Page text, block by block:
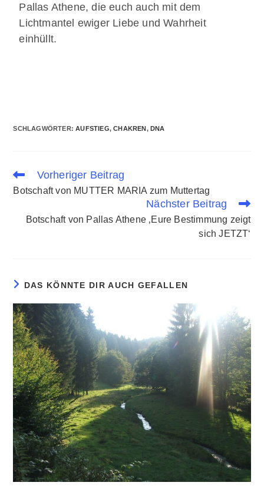
Pallas Athene, die euch auch mit dem
Lichtmantel ewiger Liebe und Wahrheit
einhüllt.
SCHLAGWÖRTER:AUFSTIEG, CHAKREN , DNA
Vorheriger Beitrag
Botschaft von MUTTER MARIA zum Muttertag
Nächster Beitrag
Botschaft von Pallas Athene ‚Eure Bestimmung zeigt
sich JETZT‘
DAS KÖNNTE DIR AUCH GEFALLEN